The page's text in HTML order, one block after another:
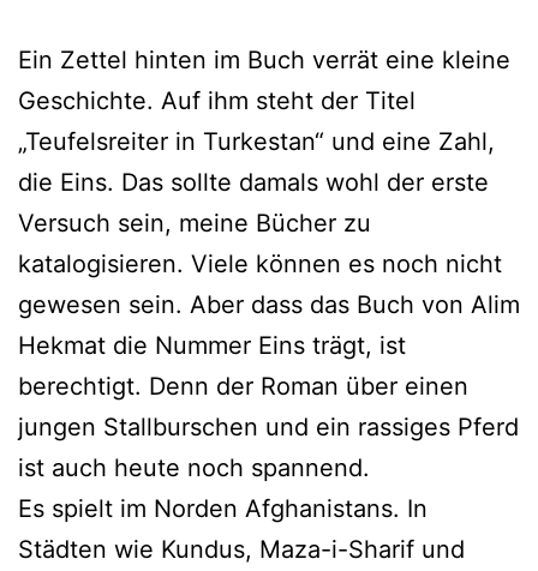
Ein Zettel hinten im Buch verrät eine kleine
Geschichte. Auf ihm steht der Titel
„Teufelsreiter in Turkestan“ und eine Zahl,
die Eins. Das sollte damals wohl der erste
Versuch sein, meine Bücher zu
katalogisieren. Viele können es noch nicht
gewesen sein. Aber dass das Buch von Alim
Hekmat die Nummer Eins trägt, ist
berechtigt. Denn der Roman über einen
jungen Stallburschen und ein rassiges Pferd
ist auch heute noch spannend.
Es spielt im Norden Afghanistans. In
Städten wie Kundus, Maza-i-Sharif und